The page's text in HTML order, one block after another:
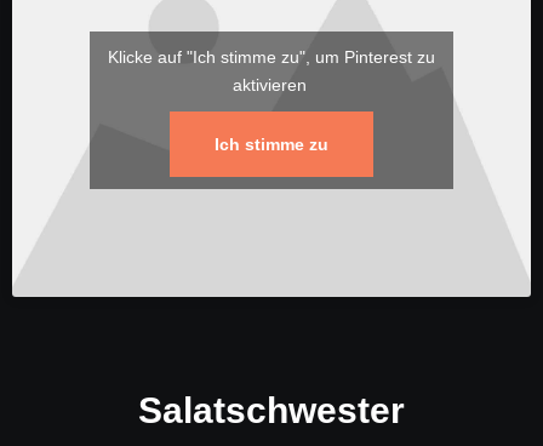
Klicke auf "Ich stimme zu", um Pinterest zu
aktivieren
Ich stimme zu
Salatschwester